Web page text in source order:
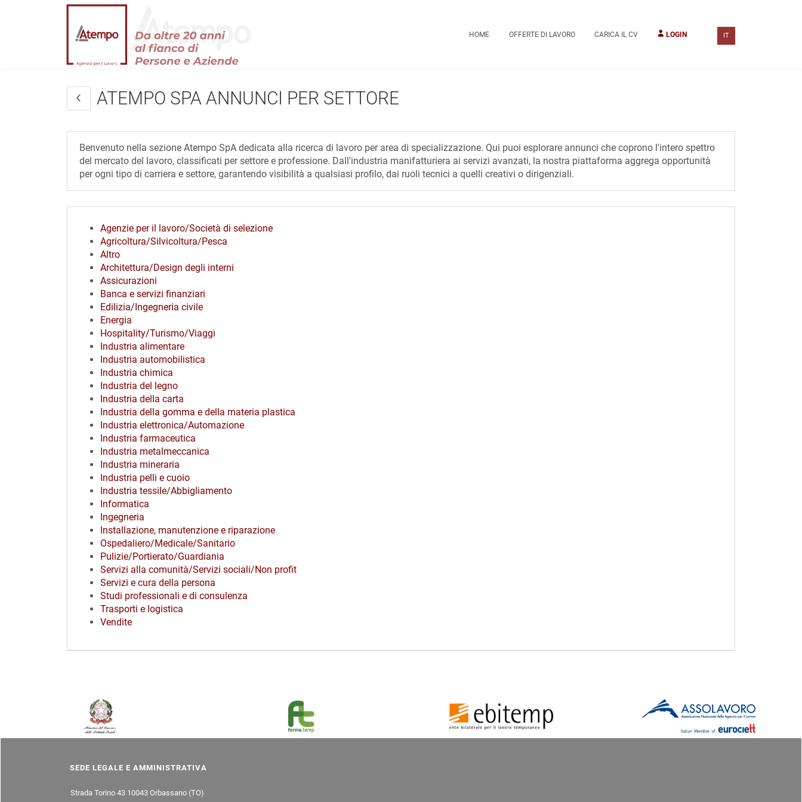
HOME OFFERTE DI LAVORO CARICA IL CV LOGIN IT
ATEMPO SPA ANNUNCI PER SETTORE
Benvenuto nella sezione Atempo SpA dedicata alla ricerca di lavoro per area di specializzazione. Qui puoi esplorare annunci che coprono l'intero spettro
del mercato del lavoro, classificati per settore e professione. Dall'industria manifatturiera ai servizi avanzati, la nostra piattaforma aggrega opportunità
per ogni tipo di carriera e settore, garantendo visibilità a qualsiasi profilo, dai ruoli tecnici a quelli creativi o dirigenziali.
Agenzie per il lavoro/Società di selezione
Agricoltura/Silvicoltura/Pesca
Altro
Architettura/Design degli interni
Assicurazioni
Banca e servizi finanziari
Edilizia/Ingegneria civile
Energia
Hospitality/Turismo/Viaggi
Industria alimentare
Industria automobilistica
Industria chimica
Industria del legno
Industria della carta
Industria della gomma e della materia plastica
Industria elettronica/Automazione
Industria farmaceutica
Industria metalmeccanica
Industria mineraria
Industria pelli e cuoio
Industria tessile/Abbigliamento
Informatica
Ingegneria
Installazione, manutenzione e riparazione
Ospedaliero/Medicale/Sanitario
Pulizie/Portierato/Guardiania
Servizi alla comunità/Servizi sociali/Non profit
Servizi e cura della persona
Studi professionali e di consulenza
Trasporti e logistica
Vendite
SEDE LEGALE E AMMINISTRATIVA
Strada Torino 43 10043 Orbassano (TO)